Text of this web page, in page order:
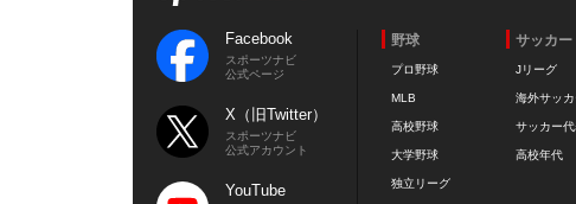
Facebook
スポーツナビ
公式ページ
X（旧Twitter）
スポーツナビ
公式アカウント
YouTube
野球
プロ野球
MLB
高校野球
大学野球
独立リーグ
サッカー
Jリーグ
海外サッカ
サッカー
高校年代